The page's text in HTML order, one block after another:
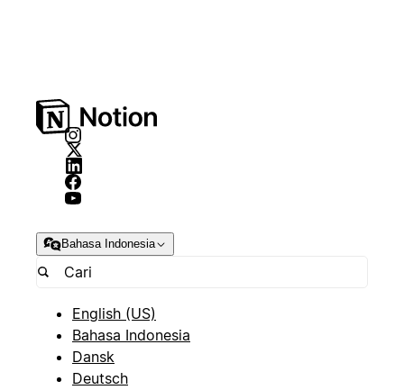
Bahasa Indonesia
English (US)
Bahasa Indonesia
Dansk
Deutsch